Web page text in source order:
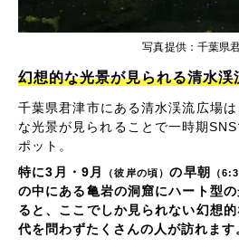
写真提供：千葉県
幻想的な光景が見られる清水渓
千葉県君津市にある清水渓流広場
な光景が見られることで一時期
ポット。
特に3月・9月
（彼岸の頃）の早朝 （
の中にある亀岩の洞窟にハート型
ると、ここでしか見られない幻想
代を問わずたくさんの人が訪れます